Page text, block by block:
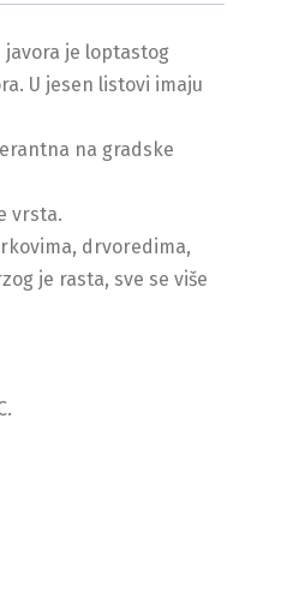
je loptastog
U jesen listovi imaju
na gradske
vrsta.
drvoredima,
je rasta, sve se više